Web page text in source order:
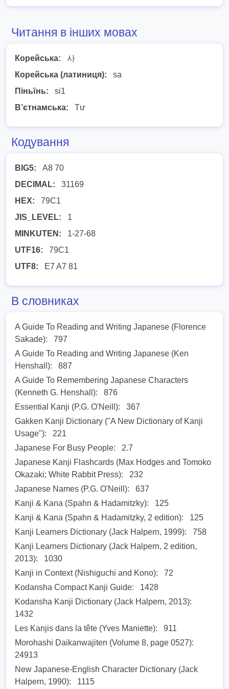
Читання в інших мовах
Корейська:
사
Корейська (латиниця):
sa
Піньїнь:
si1
В’єтнамська:
Tư
Кодування
BIG5:
A8 70
DECIMAL:
31169
HEX:
79C1
JIS_LEVEL:
1
MINKUTEN:
1-27-68
UTF16:
79C1
UTF8:
E7 A7 81
В словниках
A Guide To Reading and Writing Japanese (Florence
Sakade):
797
A Guide To Reading and Writing Japanese (Ken
Henshall):
887
A Guide To Remembering Japanese Characters
(Kenneth G. Henshall):
876
Essential Kanji (P.G. O'Neill):
367
Gakken Kanji Dictionary ("A New Dictionary of Kanji
Usage"):
221
Japanese For Busy People:
2.7
Japanese Kanji Flashcards (Max Hodges and Tomoko
Okazaki; White Rabbit Press):
232
Japanese Names (P.G. O'Neill):
637
Kanji & Kana (Spahn & Hadamitzky):
125
Kanji & Kana (Spahn & Hadamitzky, 2 edition):
125
Kanji Learners Dictionary (Jack Halpern, 1999):
758
Kanji Learners Dictionary (Jack Halpern, 2 edition,
2013):
1030
Kanji in Context (Nishiguchi and Kono):
72
Kodansha Compact Kanji Guide:
1428
Kodansha Kanji Dictionary (Jack Halpern, 2013):
1432
Les Kanjis dans la tête (Yves Maniette):
911
Morohashi Daikanwajiten (Volume 8, page 0527):
24913
New Japanese-English Character Dictionary (Jack
Halpern, 1990):
1115